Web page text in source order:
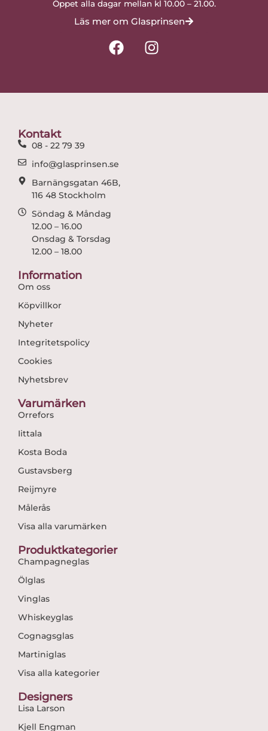
Öppet alla dagar mellan kl 10.00 – 21.00.
Läs mer om Glasprinsen
F
a
I
n
Kontakt
08 - 22 79 39
info@glasprinsen.se
Barnängsgatan 46B,
116 48 Stockholm
Söndag & Måndag
12.00 – 16.00
Onsdag & Torsdag
12.00 – 18.00
Information
Om oss
Köpvillkor
Nyheter
Integritetspolicy
Cookies
Nyhetsbrev
Varumärken
Orrefors
Iittala
Kosta Boda
Gustavsberg
Reijmyre
Målerås
Visa alla varumärken
Produktkategorier
Champagneglas
Ölglas
Vinglas
Whiskeyglas
Cognagsglas
Martiniglas
Visa alla kategorier
Designers
Lisa Larson
Kjell Engman